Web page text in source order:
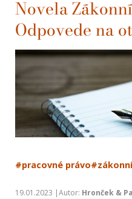
Novela
Odpovede na
#pracovné právo
19.01.2023 |Autor: Hronček &